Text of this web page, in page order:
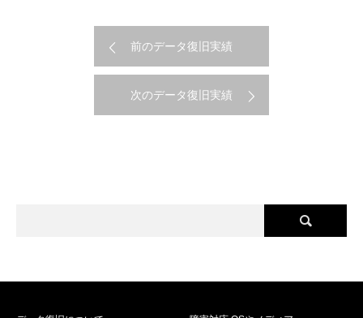
前のデータ復旧実績
次のデータ復旧実績